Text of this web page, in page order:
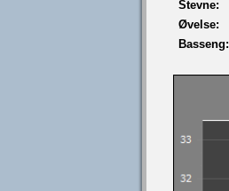
Stevne:
Øvelse:
Basseng: